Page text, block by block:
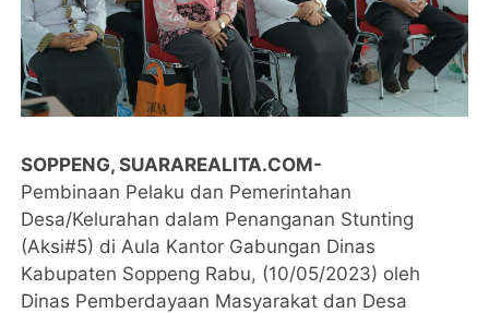
SOPPENG, SUARAREALITA.COM-
Pembinaan Pelaku dan Pemerintahan
Desa/Kelurahan dalam Penanganan Stunting
(Aksi#5) di Aula Kantor Gabungan Dinas
Kabupaten Soppeng Rabu, (10/05/2023) oleh
Dinas Pemberdayaan Masyarakat dan Desa